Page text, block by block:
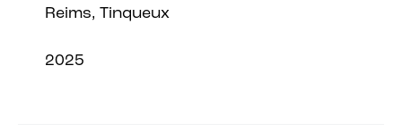
Reims, Tinqueux
2025